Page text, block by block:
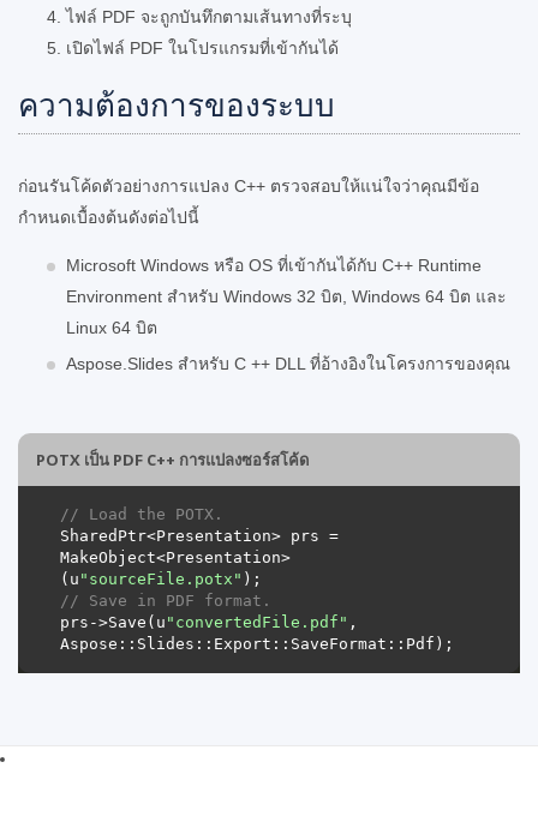
ไฟล์ PDF จะถูกบันทึกตามเส้นทางที่ระบุ
เปิดไฟล์ PDF ในโปรแกรมที่เข้ากันได้
ความต้องการของระบบ
ก่อนรันโค้ดตัวอย่างการแปลง C++ ตรวจสอบให้แน่ใจว่าคุณมีข้อ
กำหนดเบื้องต้นดังต่อไปนี้
Microsoft Windows หรือ OS ที่เข้ากันได้กับ C++ Runtime
Environment สำหรับ Windows 32 บิต, Windows 64 บิต และ
Linux 64 บิต
Aspose.Slides สำหรับ C ++ DLL ที่อ้างอิงในโครงการของคุณ
POTX เป็น PDF C++ การแปลงซอร์สโค้ด
// Load the POTX.
SharedPtr<Presentation> prs =
MakeObject<Presentation>
(u "sourceFile.potx"
// Save in PDF format.
prs->Save(u "convertedFile.pdf" ,